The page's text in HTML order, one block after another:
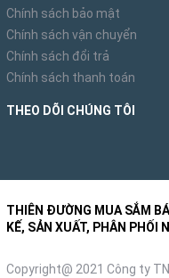
Chính sách bảo mật
Chính sách vận chuyển
Chính sách đổi trả
Chính sách thanh toán
THEO DÕI CHÚNG TÔI
THIÊN ĐƯỜNG MUA SẮM
KẾ, SẢN XUẤT, PHÂN PHỐI
Copyright@ 2021 Công ty